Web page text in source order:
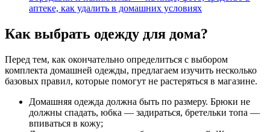
аптеке, как удалить в домашних условиях
Как выбрать одежду для дома?
Перед тем, как окончательно определиться с выбором
комплекта домашней одежды, предлагаем изучить несколько
базовых правил, которые помогут не растеряться в магазине.
Домашняя одежда должна быть по размеру. Брюки не
должны спадать, юбка — задираться, бретельки топа —
впиваться в кожу;